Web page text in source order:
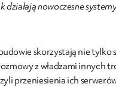
działają nowoczesne
skorzystają nie
z władzami innych
przeniesienia ich